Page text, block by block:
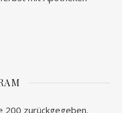
200 zurückgegeben.